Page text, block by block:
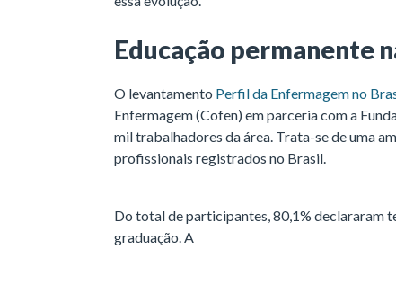
Educação permanente
O levantamento Perfil da Enfermagem no
Enfermagem (Cofen) em parceria com a
mil trabalhadores da área. Trata-se de uma
profissionais registrados no Brasil.
Do total de participantes, 80,1% declararam
graduação. A